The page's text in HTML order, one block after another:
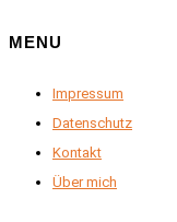
MENU
Impressum
Datenschutz
Kontakt
Über mich